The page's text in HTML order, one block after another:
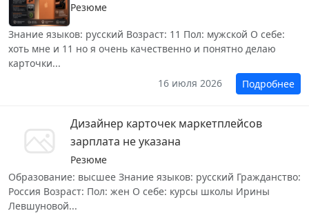
Резюме
Знание языков: русский Возраст: 11 Пол: мужской О себе:
хоть мне и 11 но я очень качественно и понятно делаю
карточки...
16 июля 2026
Подробнее
Дизайнер карточек маркетплейсов
зарплата не указана
Резюме
Образование: высшее Знание языков: русский Гражданство:
Россия Возраст: Пол: жен О себе: курсы школы Ирины
Левшуновой...